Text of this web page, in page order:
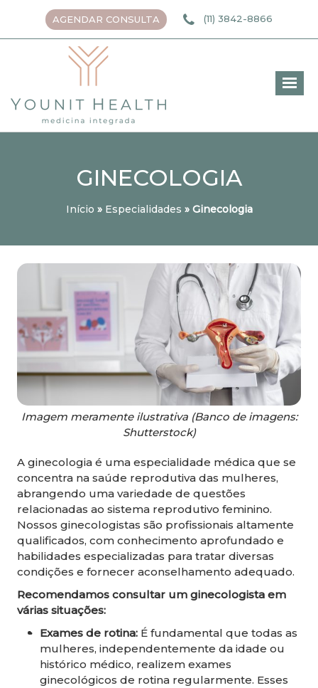
AGENDAR CONSULTA (11) 3842-8866
GINECOLOGIA
Início » Especialidades » Ginecologia
Imagem meramente ilustrativa (Banco de imagens:
Shutterstock)
A ginecologia é uma especialidade médica que se
concentra na saúde reprodutiva das mulheres,
abrangendo uma variedade de questões
relacionadas ao sistema reprodutivo feminino.
Nossos ginecologistas são profissionais altamente
qualificados, com conhecimento aprofundado e
habilidades especializadas para tratar diversas
condições e fornecer aconselhamento adequado.
Recomendamos consultar um ginecologista em
várias situações:
Exames de rotina: É fundamental que todas as
mulheres, independentemente da idade ou
histórico médico, realizem exames
ginecológicos de rotina regularmente. Esses